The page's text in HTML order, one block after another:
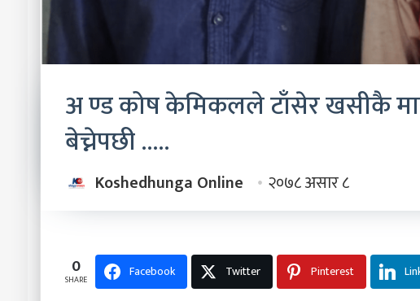
अ ण्ड कोष केमिकलले टाँसेर खसीकै
बेच्नेपछी …..
Koshedhunga Online २०७८ असार ८
0
SHARE Facebook Twitter Pinterest